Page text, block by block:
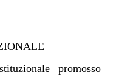
promosso